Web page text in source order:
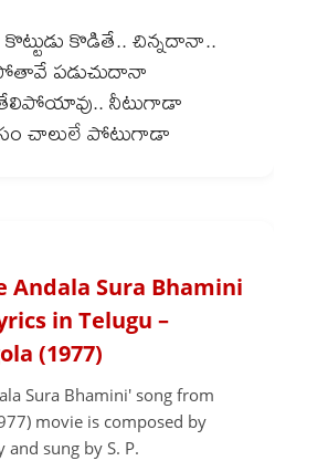
కొడితే.. చిన్నదానా..
పడుచుదానా
నీటుగాడా
Andala Sura Bhamini
in Telugu –
(1977)
Sura Bhamini' song from
movie is composed by
and sung by S. P.